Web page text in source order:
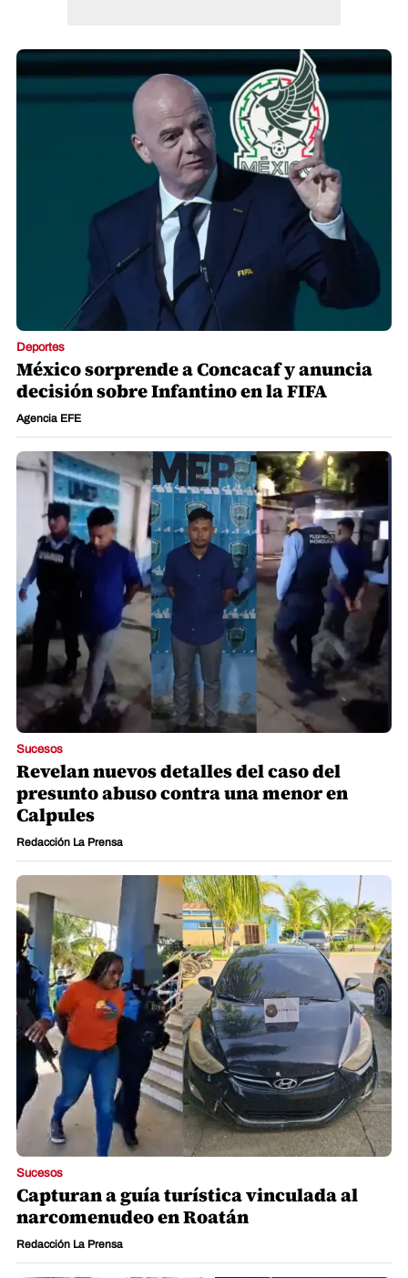
Deportes
México sorprende a Concacaf y anuncia
decisión sobre Infantino en la FIFA
Agencia EFE
Sucesos
Revelan nuevos detalles del caso del
presunto abuso contra una menor en
Calpules
Redacción La Prensa
Sucesos
Capturan a guía turística vinculada al
narcomenudeo en Roatán
Redacción La Prensa